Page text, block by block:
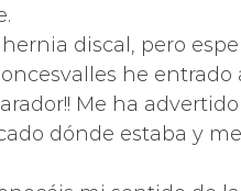
discal, pero
he entrado
Me ha
dónde estaba y